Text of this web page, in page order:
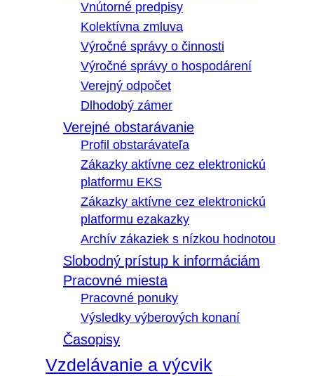
Vnútorné predpisy
Kolektívna zmluva
Výročné správy o činnosti
Výročné správy o hospodárení
Verejný odpočet
Dlhodobý zámer
Verejné obstarávanie
Profil obstarávateľa
Zákazky aktívne cez elektronickú
platformu EKS
Zákazky aktívne cez elektronickú
platformu ezakazky
Archív zákaziek s nízkou hodnotou
Slobodný prístup k informáciám
Pracovné miesta
Pracovné ponuky
Výsledky výberových konaní
Časopisy
Vzdelávanie a výcvik